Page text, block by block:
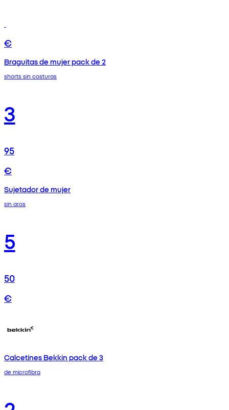
€
Braguitas de mujer pack de 2
shorts sin costuras
3
95
€
Sujetador de mujer
sin aros
5
50
€
Calcetines Bekkin pack de 3
de microfibra